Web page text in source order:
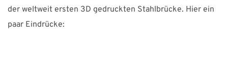
der weltweit ersten 3D gedruckten Stahlbrücke. Hier ein
paar Eindrücke: